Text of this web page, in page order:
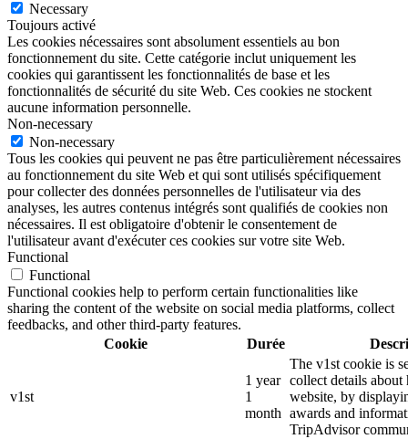
Necessary
Toujours activé
Les cookies nécessaires sont absolument essentiels au bon
fonctionnement du site. Cette catégorie inclut uniquement les
cookies qui garantissent les fonctionnalités de base et les
fonctionnalités de sécurité du site Web. Ces cookies ne stockent
aucune information personnelle.
Non-necessary
Non-necessary
Tous les cookies qui peuvent ne pas être particulièrement nécessaires
au fonctionnement du site Web et qui sont utilisés spécifiquement
pour collecter des données personnelles de l'utilisateur via des
analyses, les autres contenus intégrés sont qualifiés de cookies non
nécessaires. Il est obligatoire d'obtenir le consentement de
l'utilisateur avant d'exécuter ces cookies sur votre site Web.
Functional
Functional
Functional cookies help to perform certain functionalities like
sharing the content of the website on social media platforms, collect
feedbacks, and other third-party features.
Cookie
Durée
v1st
1 year
1
month
The v1st cookie is
collect details
website, by
awards and
TripAdvisor